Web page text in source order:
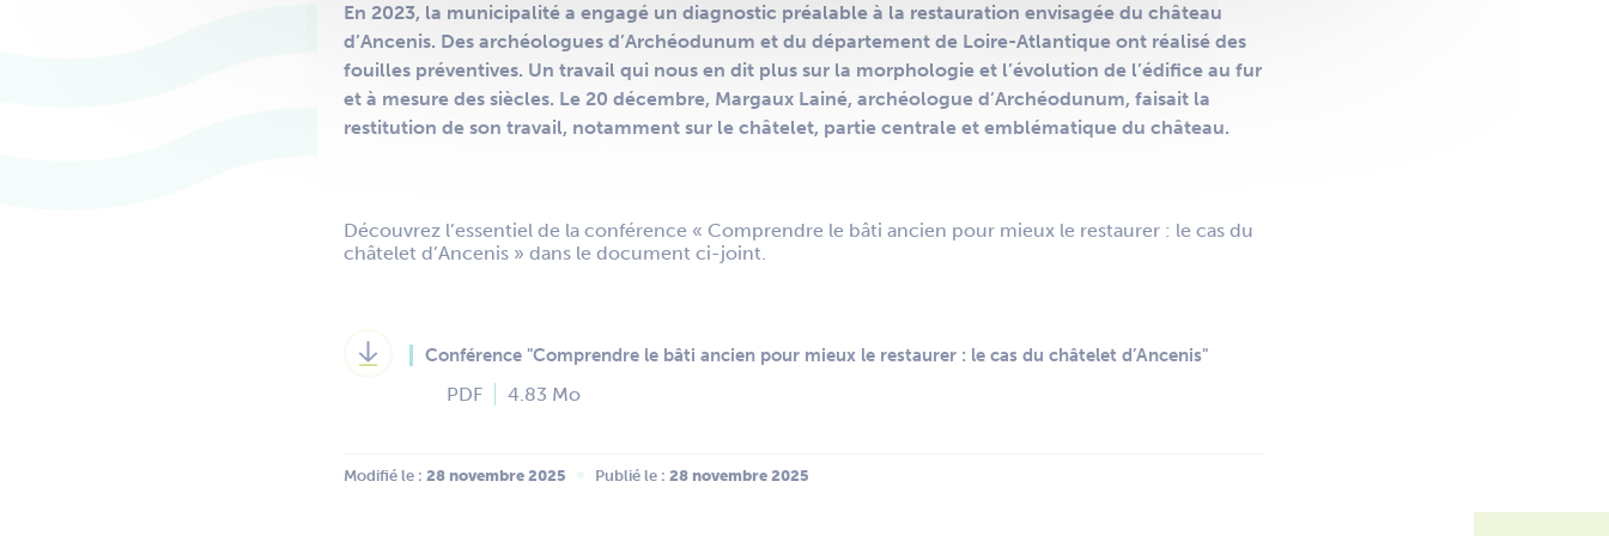
En 2023, la municipalité a engagé un diagnostic préalable à la restauration envisagée du château
d’Ancenis. Des archéologues d’Archéodunum et du département de Loire-Atlantique ont réalisé des
fouilles préventives. Un travail qui nous en dit plus sur la morphologie et l’évolution de l’édifice au fur
et à mesure des siècles. Le 20 décembre, Margaux Lainé, archéologue d’Archéodunum, faisait la
restitution de son travail, notamment sur le châtelet, partie centrale et emblématique du château.
Découvrez l’essentiel de la conférence « Comprendre le bâti ancien pour mieux le restaurer : le cas du
châtelet d’Ancenis » dans le document ci-joint.
Conférence "Comprendre le bâti ancien pour mieux le restaurer : le cas du châtelet d’Ancenis"
PDF 4.83 Mo
Modifié le : 28 novembre 2025 Publié le : 28 novembre 2025